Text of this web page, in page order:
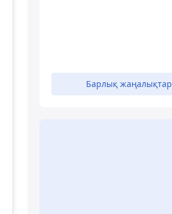
Барлық жаңалықтар